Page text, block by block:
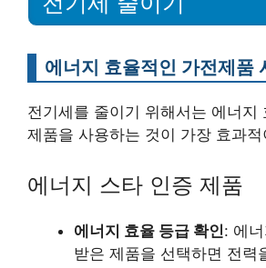
에너지 효율적인 가전제품
전기세를 줄이기 위해서는 에너지
제품을 사용하는 것이 가장 효과적
에너지 스타 인증 제품
에너지 효율 등급 확인: 에
받은 제품을 선택하면 전력